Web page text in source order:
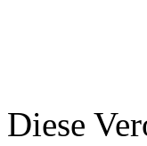
Diese